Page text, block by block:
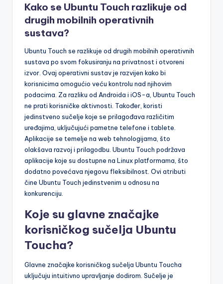
Kako se Ubuntu Touch razlikuje od
drugih mobilnih operativnih
sustava?
Ubuntu Touch se razlikuje od drugih mobilnih operativnih
sustava po svom fokusiranju na privatnost i otvoreni
izvor. Ovaj operativni sustav je razvijen kako bi
korisnicima omogućio veću kontrolu nad njihovim
podacima. Za razliku od Androida i iOS-a, Ubuntu Touch
ne prati korisničke aktivnosti. Također, koristi
jedinstveno sučelje koje se prilagođava različitim
uređajima, uključujući pametne telefone i tablete.
Aplikacije se temelje na web tehnologijama, što
olakšava razvoj i prilagodbu. Ubuntu Touch podržava
aplikacije koje su dostupne na Linux platformama, što
dodatno povećava njegovu fleksibilnost. Ovi atributi
čine Ubuntu Touch jedinstvenim u odnosu na
konkurenciju.
Koje su glavne značajke
korisničkog sučelja Ubuntu
Toucha?
Glavne značajke korisničkog sučelja Ubuntu Toucha
uključuju intuitivno upravljanje dodirom. Sučelje je